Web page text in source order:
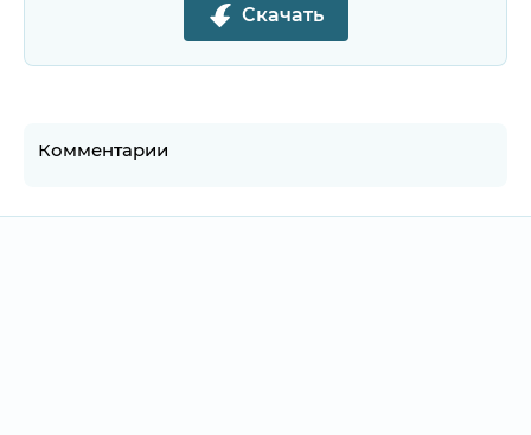
Скачать
Комментарии